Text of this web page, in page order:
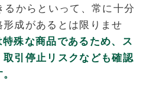
からといって、常に十分
成があるとは限りませ
殊な商品であるため、ス
引停止リスクなども確認